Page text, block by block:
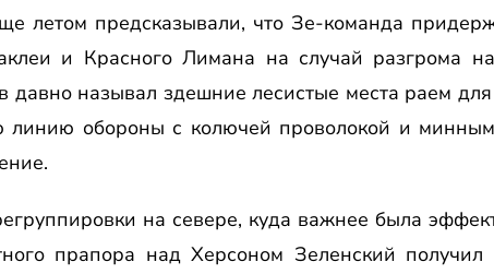
летом предсказывали, что Зе-команда
и Красного Лимана на случай разгрома
давно называл здешние лесистые места раем
линию обороны с колючей проволокой и
на севере, куда важнее была
прапора над Херсоном Зеленский